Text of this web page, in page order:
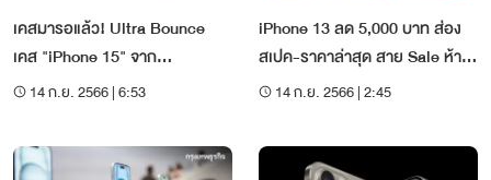
เคสมารอแล้ว! Ultra Bounce
เคส "iPhone 15" จาก
"CASETiFY" กับการป้องกันขั้น
14 ก.ย. 2566 | 6:53
iPhone 13 ลด 5,000 บาท ส่อง
สเปค-ราคาล่าสุด สาย Sale ห้าม
พลาด14 ก.ย. 2566 | 2:45